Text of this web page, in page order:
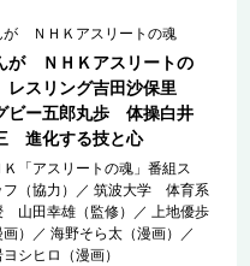
が ＮＨＫアスリートの魂
が ＮＨＫアスリートの
スリング吉田沙保里
ビー五郎丸歩 体操白井
進化する技と心
Ｋ「アスリートの魂」番組ス
（協力）
／筑波大学 体育系
山田幸雄（監修）
／上地優歩
画）
／海野そら太（漫画）
／
シヒロ（漫画）